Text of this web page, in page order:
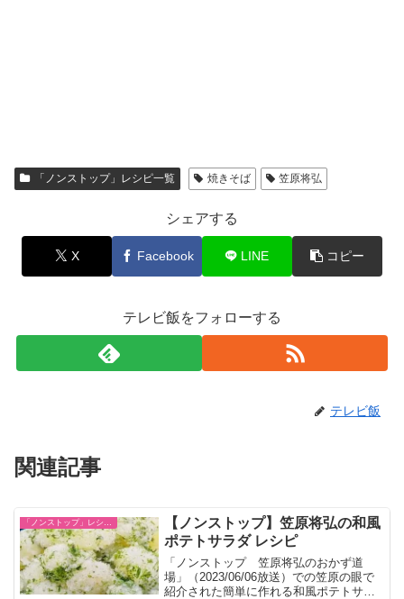
「ノンストップ」レシピ一覧 焼きそば 笠原将弘
シェアする
X Facebook LINE コピー
テレビ飯をフォローする
テレビ飯
関連記事
【ノンストップ】笠原将弘の和風
ポテトサラダ レシピ
「ノンストップ 笠原将弘のおかず道
場」（2023/06/06放送）での笠原の眼で
紹介された簡単に作れる和風ポテトサラ